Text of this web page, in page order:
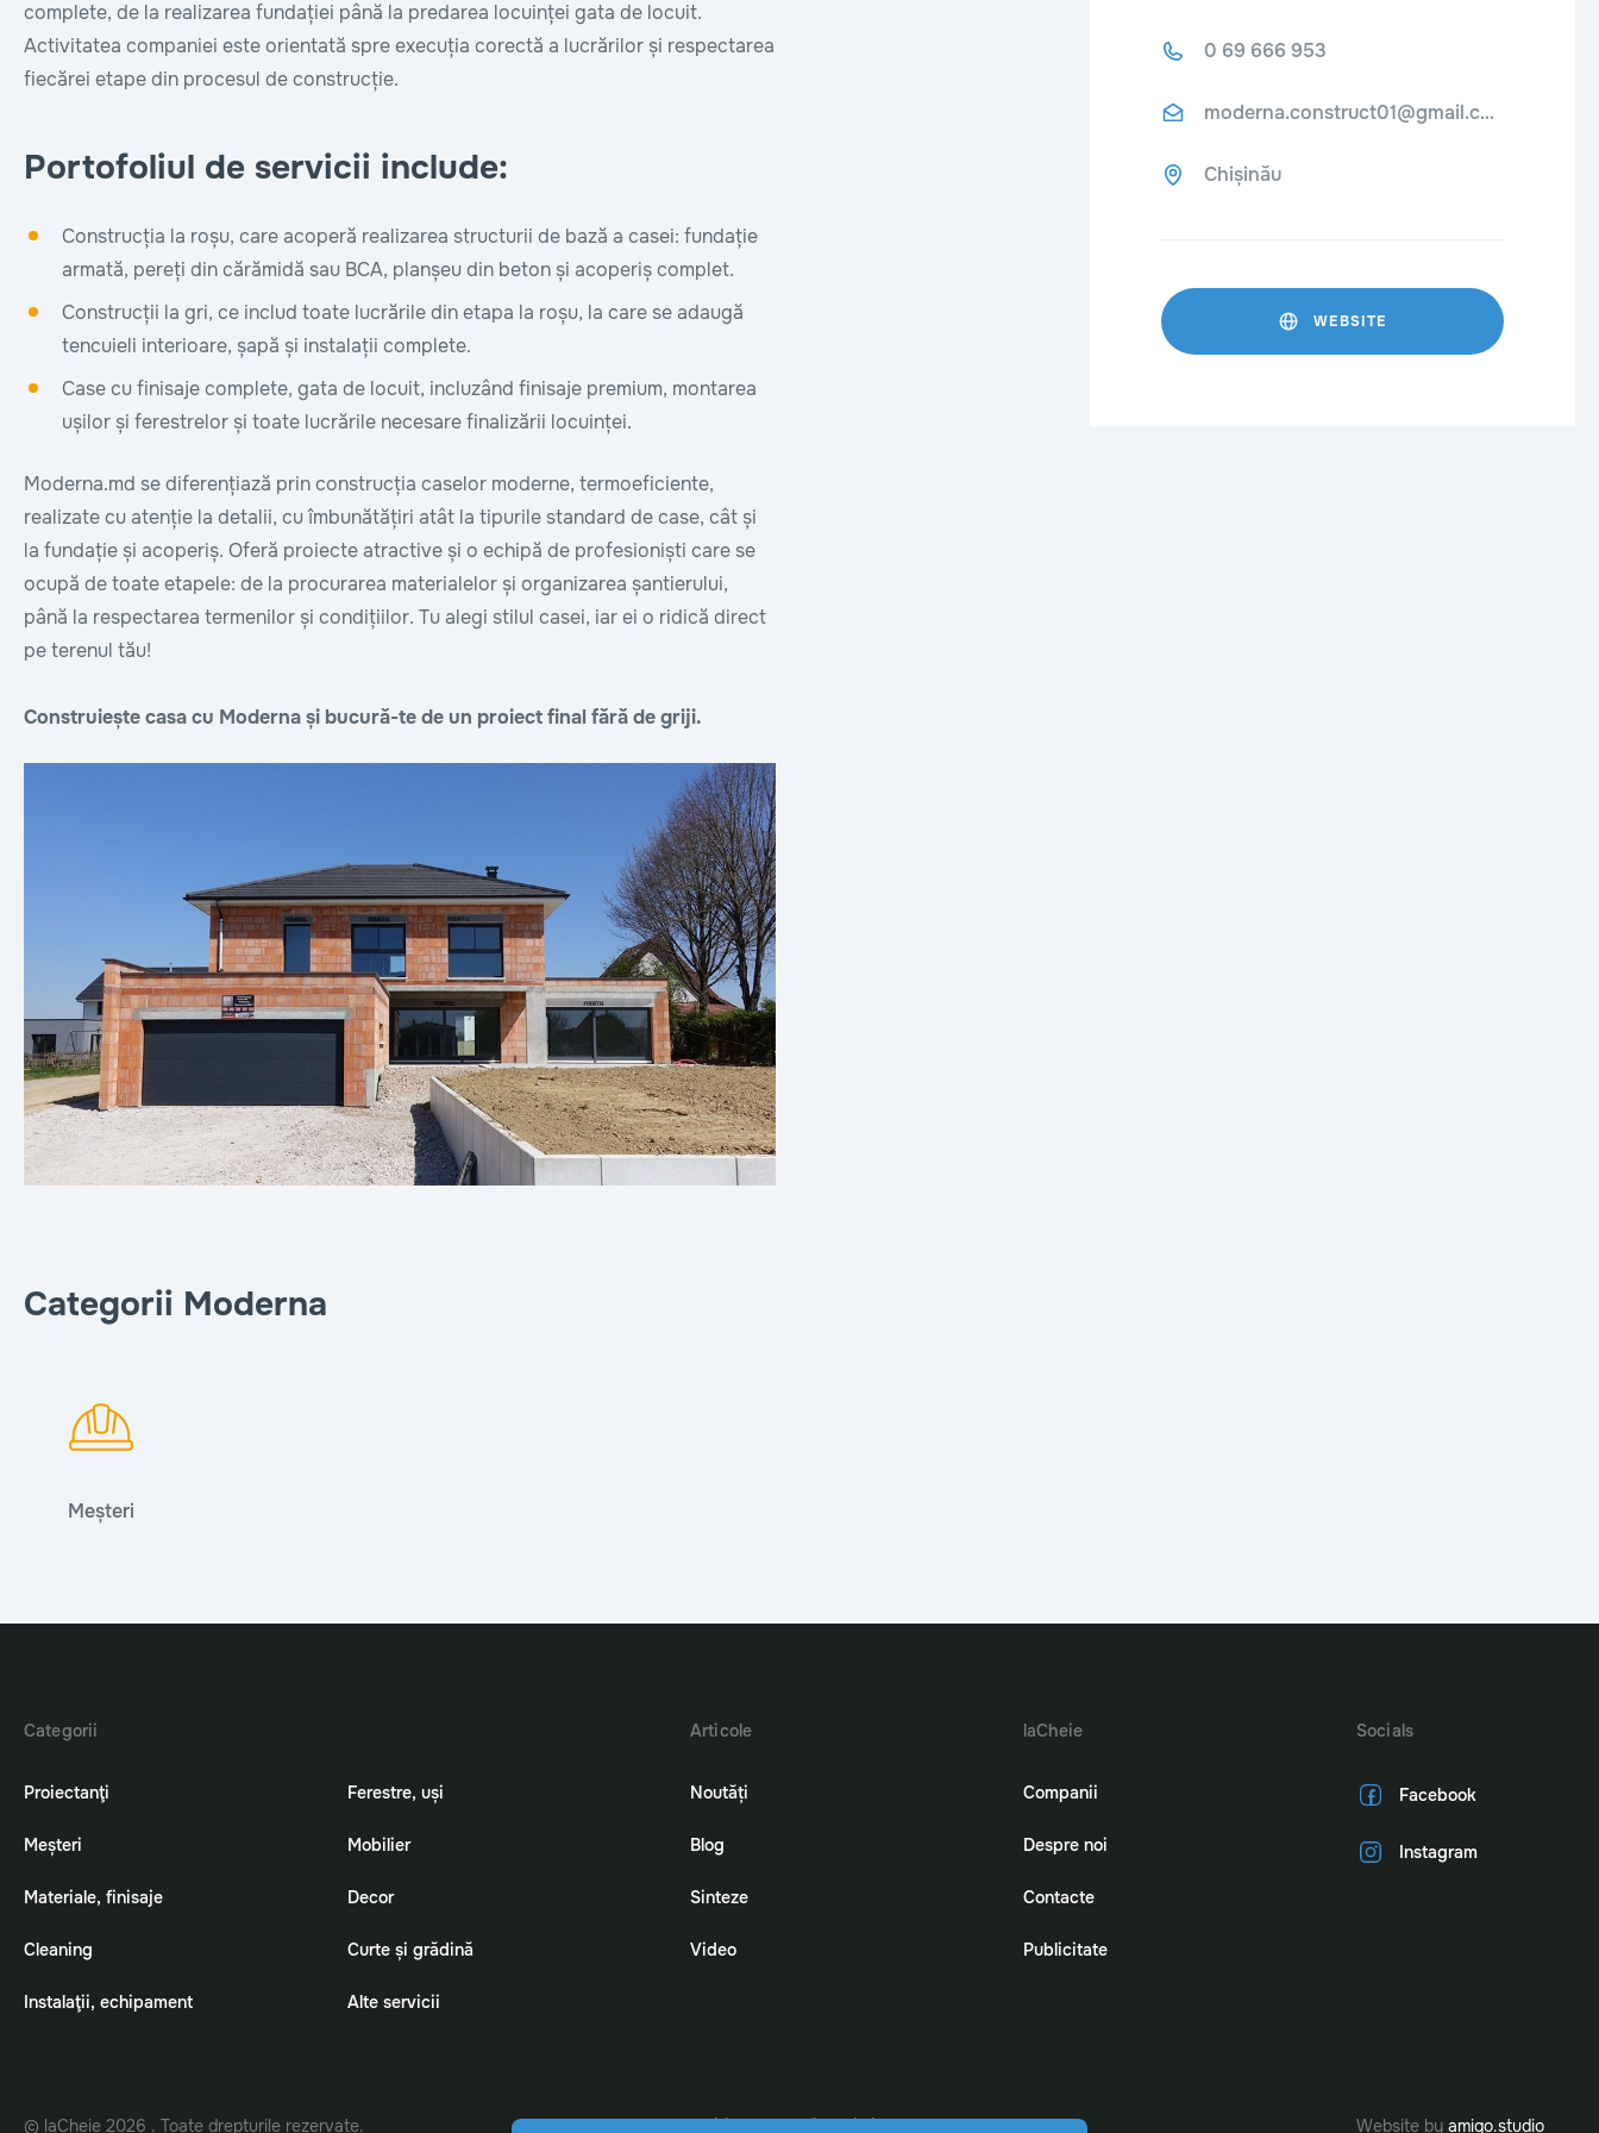
0 69 666 953
moderna.construct01@gmail.com
Chișinău
WEBSITE
complete, de la realizarea fundației până la predarea locuinței gata de locuit.
Activitatea companiei este orientată spre execuția corectă a lucrărilor și respectarea
fiecărei etape din procesul de construcție.
Portofoliul de servicii include:
Construcția la roșu, care acoperă realizarea structurii de bază a casei: fundație
armată, pereți din cărămidă sau BCA, planșeu din beton și acoperiș complet.
Construcții la gri, ce includ toate lucrările din etapa la roșu, la care se adaugă
tencuieli interioare, șapă și instalații complete.
Case cu finisaje complete, gata de locuit, incluzând finisaje premium, montarea
ușilor și ferestrelor și toate lucrările necesare finalizării locuinței.
Moderna.md se diferențiază prin construcția caselor moderne, termoeficiente,
realizate cu atenție la detalii, cu îmbunătățiri atât la tipurile standard de case, cât și
la fundație și acoperiș. Oferă proiecte atractive și o echipă de profesioniști care se
ocupă de toate etapele: de la procurarea materialelor și organizarea șantierului,
până la respectarea termenilor și condițiilor. Tu alegi stilul casei, iar ei o ridică direct
pe terenul tău!
Construiește casa cu Moderna și bucură-te de un proiect final fără de griji.
Categorii Moderna
Meșteri
Categorii
Proiectanţi
Meșteri
Materiale, finisaje
Cleaning
Instalaţii, echipament
Ferestre, uși
Mobilier
Decor
Curte și grădină
Alte servicii
Articole
Noutăți
Blog
Sinteze
Video
laCheie
Companii
Despre noi
Contacte
Publicitate
Socials
Facebook
Instagram
© laCheie 2026 . Toate drepturile rezervate. Website by amigo.studio